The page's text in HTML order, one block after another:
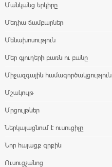
Մանկանց երկիրը
Մեդիա ճամբարներ
Մենախոսություն
Մեր գյուղերի բառն ու բանը
Միջազգային համագործակցություն
Մշակույթ
Մրցույթներ
Ներկայացնում է ուսուցիչը
Նոր հայացք գրքին
Ուսուցչանոց